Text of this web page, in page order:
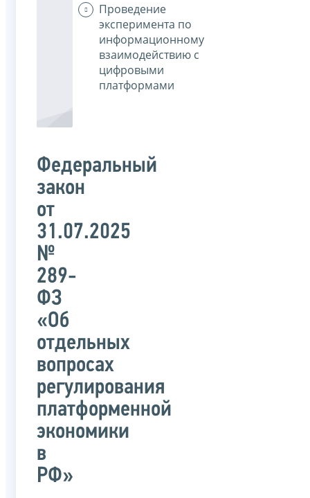
Проведение
эксперимента по
информационному
взаимодействию с
цифровыми
платформами
Федеральный
закон
от
31.07.2025
№
289-
ФЗ
«Об
отдельных
вопросах
регулирования
платформенной
экономики
в
РФ»